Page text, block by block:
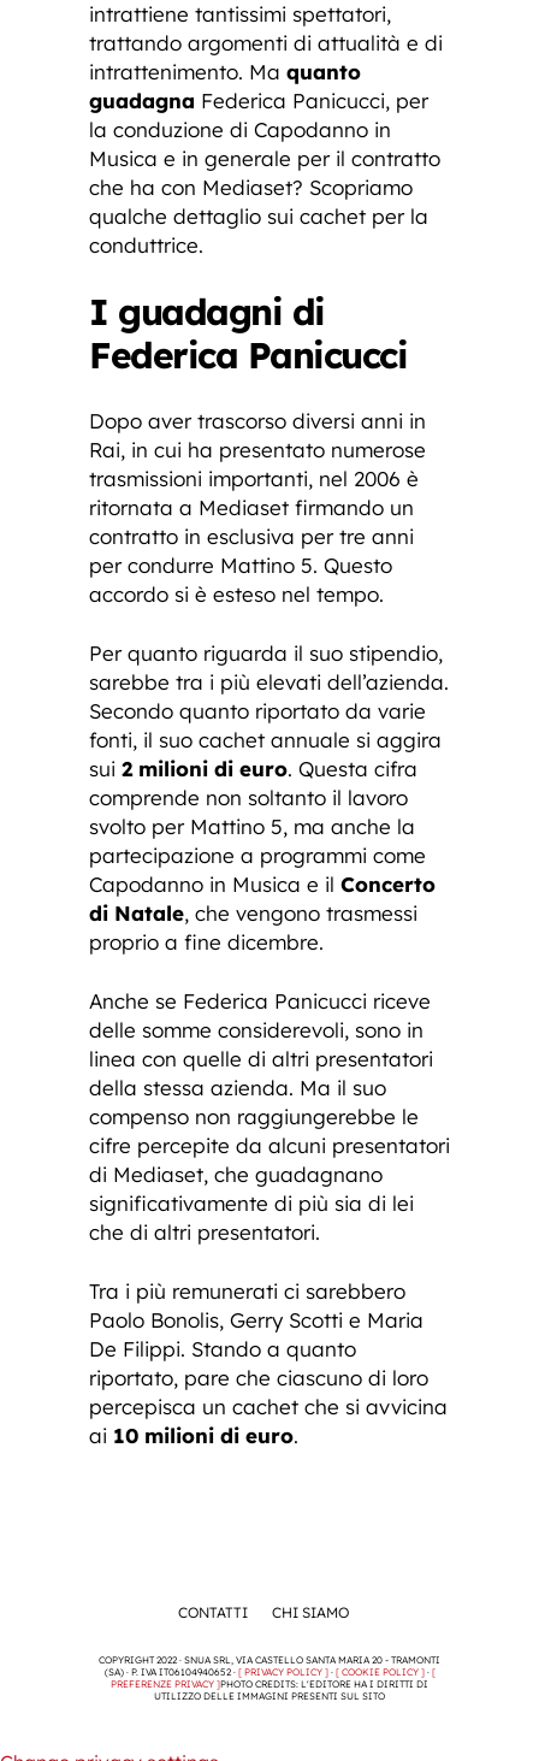
intrattiene tantissimi spettatori,
trattando argomenti di attualità e di
intrattenimento. Ma quanto
guadagna Federica Panicucci, per
la conduzione di Capodanno in
Musica e in generale per il contratto
che ha con Mediaset? Scopriamo
qualche dettaglio sui cachet per la
conduttrice.
I guadagni di
Federica Panicucci
Dopo aver trascorso diversi anni in
Rai, in cui ha presentato numerose
trasmissioni importanti, nel 2006 è
ritornata a Mediaset firmando un
contratto in esclusiva per tre anni
per condurre Mattino 5. Questo
accordo si è esteso nel tempo.
Per quanto riguarda il suo stipendio,
sarebbe tra i più elevati dell’azienda.
Secondo quanto riportato da varie
fonti, il suo cachet annuale si aggira
sui 2 milioni di euro. Questa cifra
comprende non soltanto il lavoro
svolto per Mattino 5, ma anche la
partecipazione a programmi come
Capodanno in Musica e il Concerto
di Natale, che vengono trasmessi
proprio a fine dicembre.
Anche se Federica Panicucci riceve
delle somme considerevoli, sono in
linea con quelle di altri presentatori
della stessa azienda. Ma il suo
compenso non raggiungerebbe le
cifre percepite da alcuni presentatori
di Mediaset, che guadagnano
significativamente di più sia di lei
che di altri presentatori.
Tra i più remunerati ci sarebbero
Paolo Bonolis, Gerry Scotti e Maria
De Filippi. Stando a quanto
riportato, pare che ciascuno di loro
percepisca un cachet che si avvicina
ai 10 milioni di euro.
CONTATTI CHI SIAMO
COPYRIGHT 2022 · SNUA SRL, VIA CASTELLO SANTA MARIA 20 - TRAMONTI
(SA) · P. IVA IT06104940652 · [ PRIVACY POLICY ]· [ COOKIE POLICY ]· [
PREFERENZE PRIVACY ]PHOTO CREDITS: L'EDITORE HA I DIRITTI DI
UTILIZZO DELLE IMMAGINI PRESENTI SUL SITO